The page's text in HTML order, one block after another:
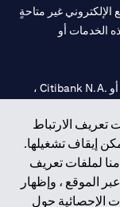
تعريف الارتباط
إيقاف تشغيلها.
لملفات تعريف
الموقع ، وإظهار
الإحصائية حول
الإلكتروني غير متاحةٍ
الخدمات أو
سيتي بنك هي علامة خدمة لشركة Citigroup Inc. أو .Citibank N.A ،
المركزي تحت
أرقام التراخيص 202563 لفرع الوصل في دبي، 531989 لفرع مول
311 04.
مرخص من مصرف